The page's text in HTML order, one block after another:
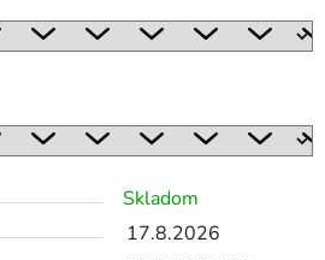
Skladom
17.8.2026